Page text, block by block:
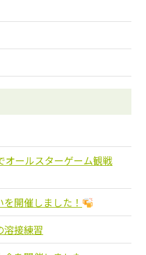
オールスターゲーム観戦
開催しました！
溶接練習